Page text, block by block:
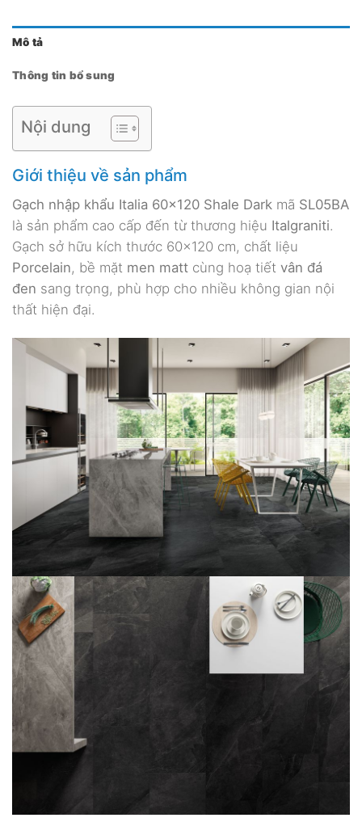
Mô tả
Thông tin bổ sung
Nội dung
Giới thiệu về sản phẩm
Gạch nhập khẩu Italia 60×120 Shale Dark mã SL05BA
là sản phẩm cao cấp đến từ thương hiệu Italgraniti.
Gạch sở hữu kích thước 60×120 cm, chất liệu
Porcelain, bề mặt men matt cùng hoạ tiết vân đá
đen sang trọng, phù hợp cho nhiều không gian nội
thất hiện đại.